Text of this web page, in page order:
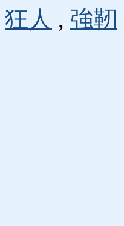
狂人 , 強靭